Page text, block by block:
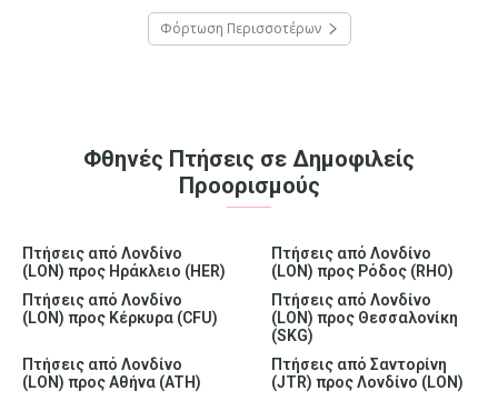
Φόρτωση Περισσοτέρων
Φθηνές Πτήσεις σε Δημοφιλείς
Προορισμούς
Πτήσεις από Λονδίνο
(LON) προς Ηράκλειο (HER)
Πτήσεις από Λονδίνο
(LON) προς Ρόδος (RHO)
Πτήσεις από Λονδίνο
(LON) προς Κέρκυρα (CFU)
Πτήσεις από Λονδίνο
(LON) προς Θεσσαλονίκη
(SKG)
Πτήσεις από Λονδίνο
(LON) προς Αθήνα (ATH)
Πτήσεις από Σαντορίνη
(JTR) προς Λονδίνο (LON)